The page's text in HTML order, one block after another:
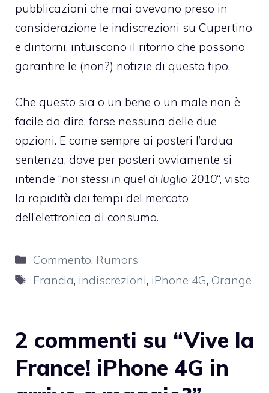
pubblicazioni che mai avevano preso in
considerazione le indiscrezioni su Cupertino
e dintorni, intuiscono il ritorno che possono
garantire le (non?) notizie di questo tipo.
Che questo sia o un bene o un male non è
facile da dire, forse nessuna delle due
opzioni. E come sempre ai posteri l’ardua
sentenza, dove per posteri ovviamente si
intende “noi stessi in quel di luglio 2010“, vista
la rapidità dei tempi del mercato
dell’elettronica di consumo.
Categorie
Commento, Rumors
Tag
Francia, indiscrezioni, iPhone 4G, Orange
2 commenti su “Vive la
France! iPhone 4G in